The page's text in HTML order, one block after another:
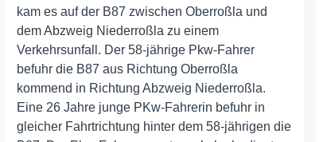
kam es auf der B87 zwischen Oberroßla und
dem Abzweig Niederroßla zu einem
Verkehrsunfall. Der 58-jährige Pkw-Fahrer
befuhr die B87 aus Richtung Oberroßla
kommend in Richtung Abzweig Niederroßla.
Eine 26 Jahre junge PKw-Fahrerin befuhr in
gleicher Fahrtrichtung hinter dem 58-jährigen die